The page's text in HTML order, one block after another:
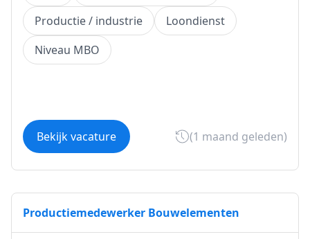
Productie / industrie
Loondienst
Niveau MBO
Bekijk vacature (1 maand geleden)
Productiemedewerker Bouwelementen